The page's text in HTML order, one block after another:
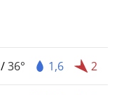
/36° 1,6 2